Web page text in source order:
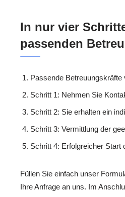
In nur vier
passenden
Passende Betreuungskräfte
Schritt 1: Nehmen Sie
Schritt 2: Sie erhalten ein
Schritt 3: Vermittlung der
Schritt 4: Erfolgreicher Start
Füllen Sie einfach unser
Ihre Anfrage an uns. Im